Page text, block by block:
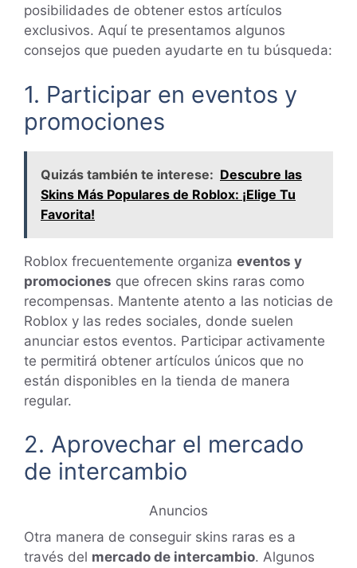
posibilidades de obtener estos artículos
exclusivos. Aquí te presentamos algunos
consejos que pueden ayudarte en tu búsqueda:
1. Participar en eventos y
promociones
Quizás también te interese: Descubre las
Skins Más Populares de Roblox: ¡Elige Tu
Favorita!
Roblox frecuentemente organiza eventos y
promociones que ofrecen skins raras como
recompensas. Mantente atento a las noticias de
Roblox y las redes sociales, donde suelen
anunciar estos eventos. Participar activamente
te permitirá obtener artículos únicos que no
están disponibles en la tienda de manera
regular.
2. Aprovechar el mercado
de intercambio
Anuncios
Otra manera de conseguir skins raras es a
través del mercado de intercambio. Algunos